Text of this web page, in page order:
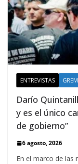
ENTREVISTAS
Darío
y es el único
de gobierno”
6 agosto, 2026
En el marco de las